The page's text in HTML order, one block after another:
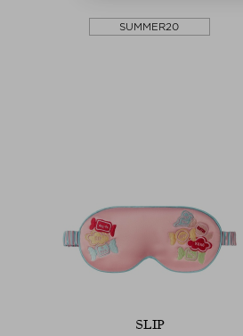
SUMMER20
SLIP